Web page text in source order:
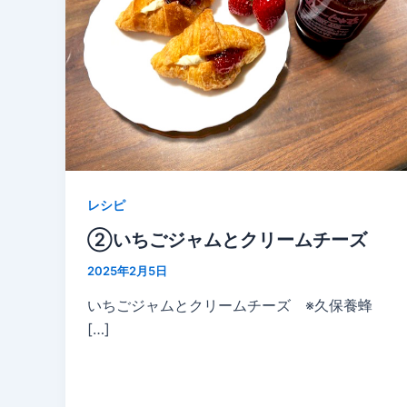
レシピ
②いちごジャムとクリームチーズ
2025年2月5日
いちごジャムとクリームチーズ ※久保養蜂
[…]